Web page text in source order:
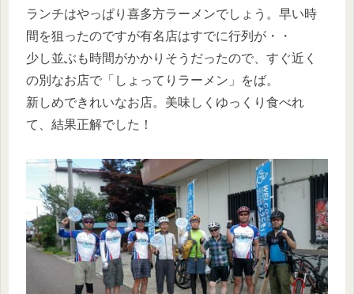
ランチはやっぱり喜多方ラーメンでしょう。早い時
間を狙ったのですが有名店はすでに行列が・・
少し並ぶも時間がかかりそうだったので、すぐ近く
の別なお店で「しょってりラーメン」をば。
新しめできれいなお店。美味しくゆっくり食べれ
て、結果正解でした！